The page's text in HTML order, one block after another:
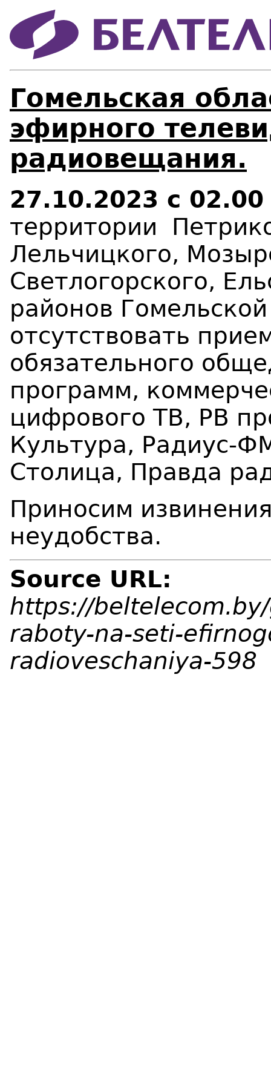
Гомельская
эфирного
радиовещания.
27.10.2023 с
территории
Лельчицкого,
Светлогорского,
районов
отсутствовать
обязательного
программ,
цифрового ТВ, РВ
Культура, Радиус-
Столица, Правда
Приносим
неудобства.
Source URL:
https://
raboty-na-seti-
radioveschaniya-598